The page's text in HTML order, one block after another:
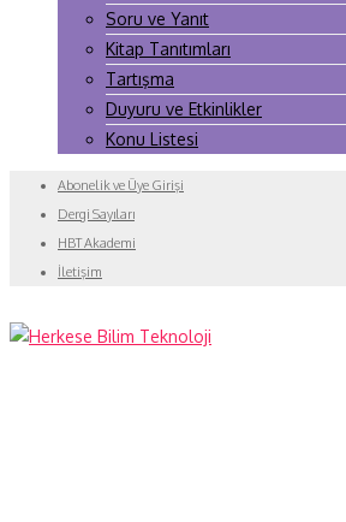
Soru ve Yanıt
Kitap Tanıtımları
Tartışma
Duyuru ve Etkinlikler
Konu Listesi
Abonelik ve Üye Girişi
Dergi Sayıları
HBT Akademi
İletişim